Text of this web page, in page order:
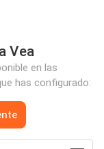
Vea
en las
has configurado: